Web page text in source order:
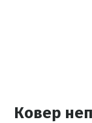
Ковер